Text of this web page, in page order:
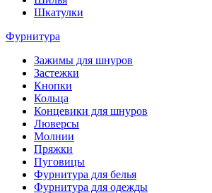
Шкатулки
Фурнитура
Зажимы для шнуров
Застежки
Кнопки
Кольца
Концевики для шнуров
Люверсы
Молнии
Пряжки
Пуговицы
Фурнитура для белья
Фурнитура для одежды